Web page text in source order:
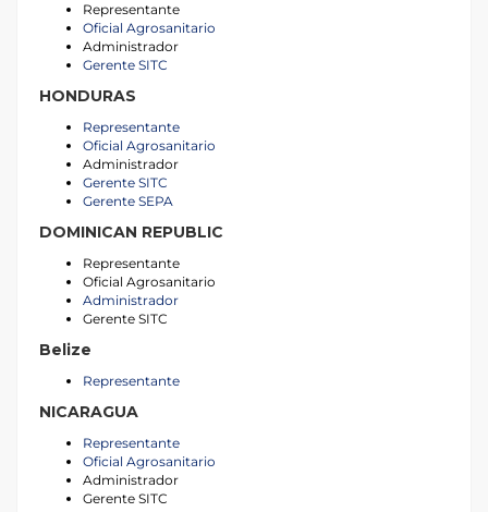
Representante
Oficial Agrosanitario
Administrador
Gerente SITC
HONDURAS
Representante
Oficial Agrosanitario
Administrador
Gerente SITC
Gerente SEPA
DOMINICAN REPUBLIC
Representante
Oficial Agrosanitario
Administrador
Gerente SITC
Belize
Representante
NICARAGUA
Representante
Oficial Agrosanitario
Administrador
Gerente SITC